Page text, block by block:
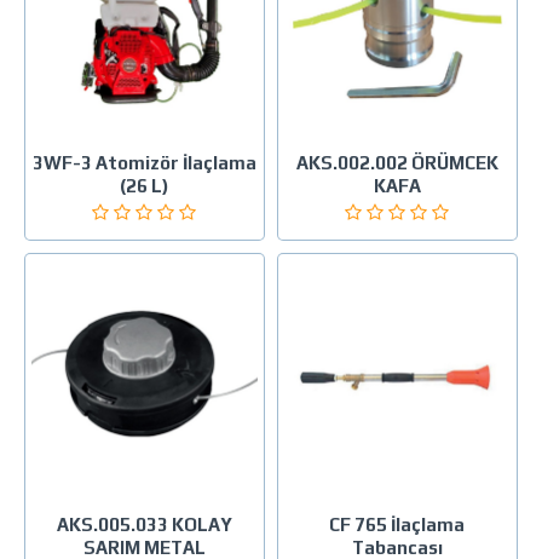
3WF-3 Atomizör İlaçlama
(26 L)
AKS.002.002 ÖRÜMCEK
KAFA
AKS.005.033 KOLAY
SARIM METAL
CF 765 İlaçlama
Tabancası